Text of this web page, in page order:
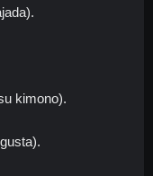
kimono).